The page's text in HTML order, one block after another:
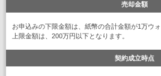
売却金額
お申込みの下限金額は、紙幣の合計金額が1万ウォ
上限金額は、200万円以下となります。
契約成立時点